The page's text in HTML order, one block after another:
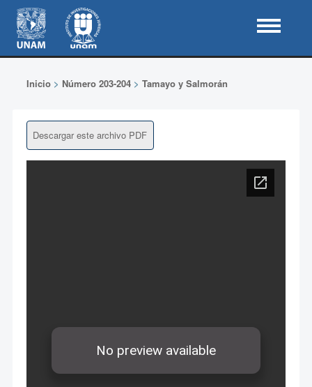
Inicio> Número 203-204> Tamayo y Salmorán
Descargar este archivo PDF